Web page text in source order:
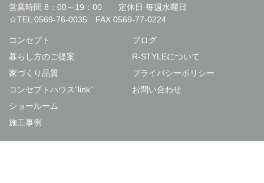
営業時間 8：00～19：00 定休日 毎週水曜日
☆TEL 0569-76-0035 FAX 0569-77-0224
コンセプト
暮らし方のご提案
家づくり品質
コンセプトハウス“link”
ショールーム
施工事例
ブログ
R-STYLEについて
プライバシーポリシー
お問い合わせ